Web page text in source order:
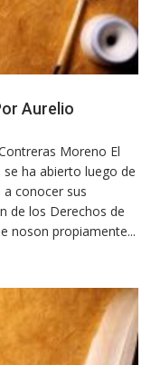
Aurelio
Moreno El
ha abierto luego de
a conocer sus
de los Derechos de
noson propiamente...